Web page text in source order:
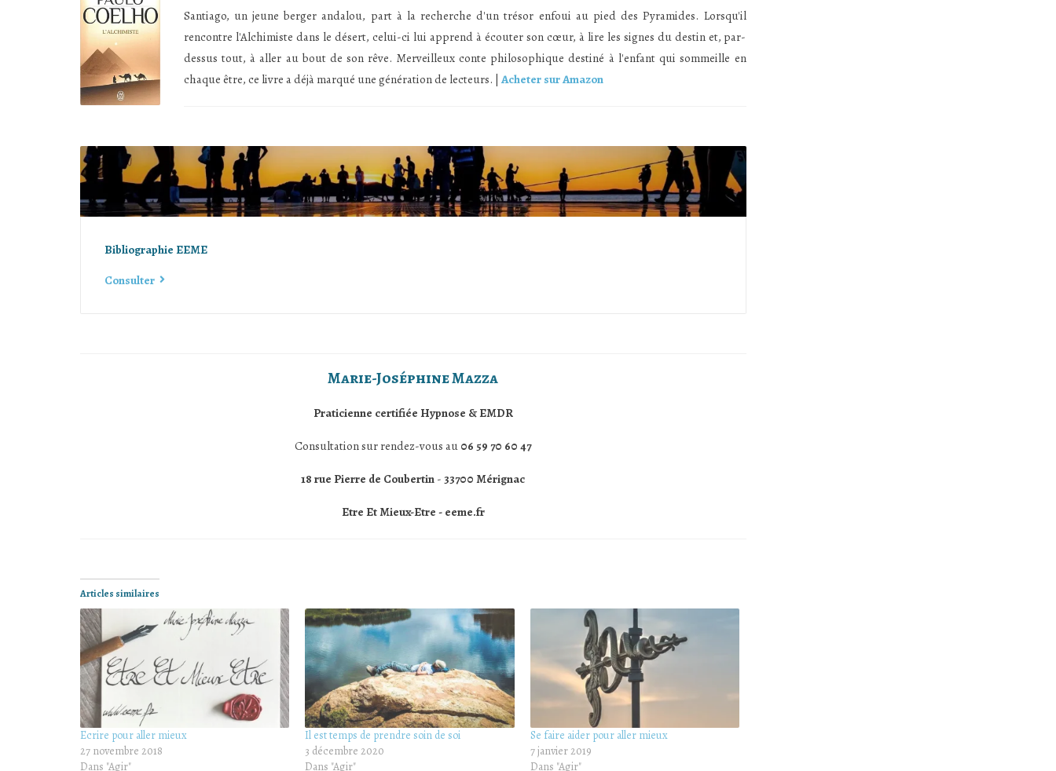
Santiago, un jeune berger andalou, part à la recherche d'un trésor enfoui au pied des Pyramides. Lorsqu'il
rencontre l'Alchimiste dans le désert, celui-ci lui apprend à écouter son cœur, à lire les signes du destin et, par-
dessus tout, à aller au bout de son rêve. Merveilleux conte philosophique destiné à l'enfant qui sommeille en
chaque être, ce livre a déjà marqué une génération de lecteurs. | Acheter sur Amazon
Bibliographie EEME
Consulter
Marie-Joséphine Mazza
Praticienne certifiée Hypnose & EMDR
Consultation sur rendez-vous au 06 59 70 60 47
18 rue Pierre de Coubertin - 33700 Mérignac
Etre Et Mieux-Etre - eeme.fr
Articles similaires
Ecrire pour aller mieux
27 novembre 2018
Dans "Agir"
Il est temps de prendre soin de soi
3 décembre 2020
Dans "Agir"
Se faire aider pour aller mieux
7 janvier 2019
Dans "Agir"